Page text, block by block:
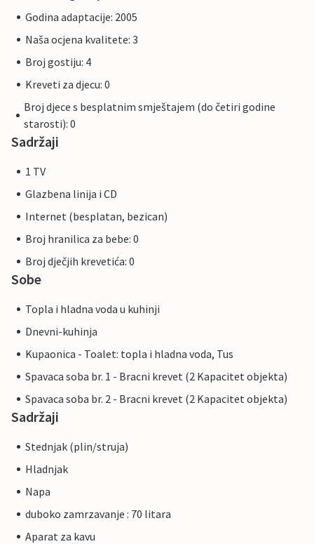
Godina adaptacije: 2005
Naša ocjena kvalitete: 3
Broj gostiju: 4
Kreveti za djecu: 0
Broj djece s besplatnim smještajem (do četiri godine
starosti): 0
Sadržaji
1 TV
Glazbena linija i CD
Internet (besplatan, bezican)
Broj hranilica za bebe: 0
Broj dječjih krevetića: 0
Sobe
Topla i hladna voda u kuhinji
Dnevni-kuhinja
Kupaonica - Toalet: topla i hladna voda, Tus
Spavaca soba br. 1 - Bracni krevet (2 Kapacitet objekta)
Spavaca soba br. 2 - Bracni krevet (2 Kapacitet objekta)
Sadržaji
Stednjak (plin/struja)
Hladnjak
Napa
duboko zamrzavanje : 70 litara
Aparat za kavu